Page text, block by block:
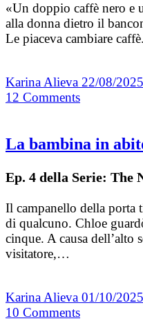
«Un doppio caffè nero e
alla donna dietro il
Le piaceva cambiare
Karina Alieva 22/08/2025
12 Comments
La bambina in
Ep. 4 della Serie: The
Il campanello della porta
di qualcuno. Chloe
cinque. A causa dell’alto
visitatore,…
Karina Alieva 01/10/2025
10 Comments